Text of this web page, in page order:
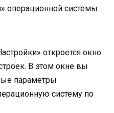
операционной системы
откроется окно
В этом окне вы
параметры
систему по